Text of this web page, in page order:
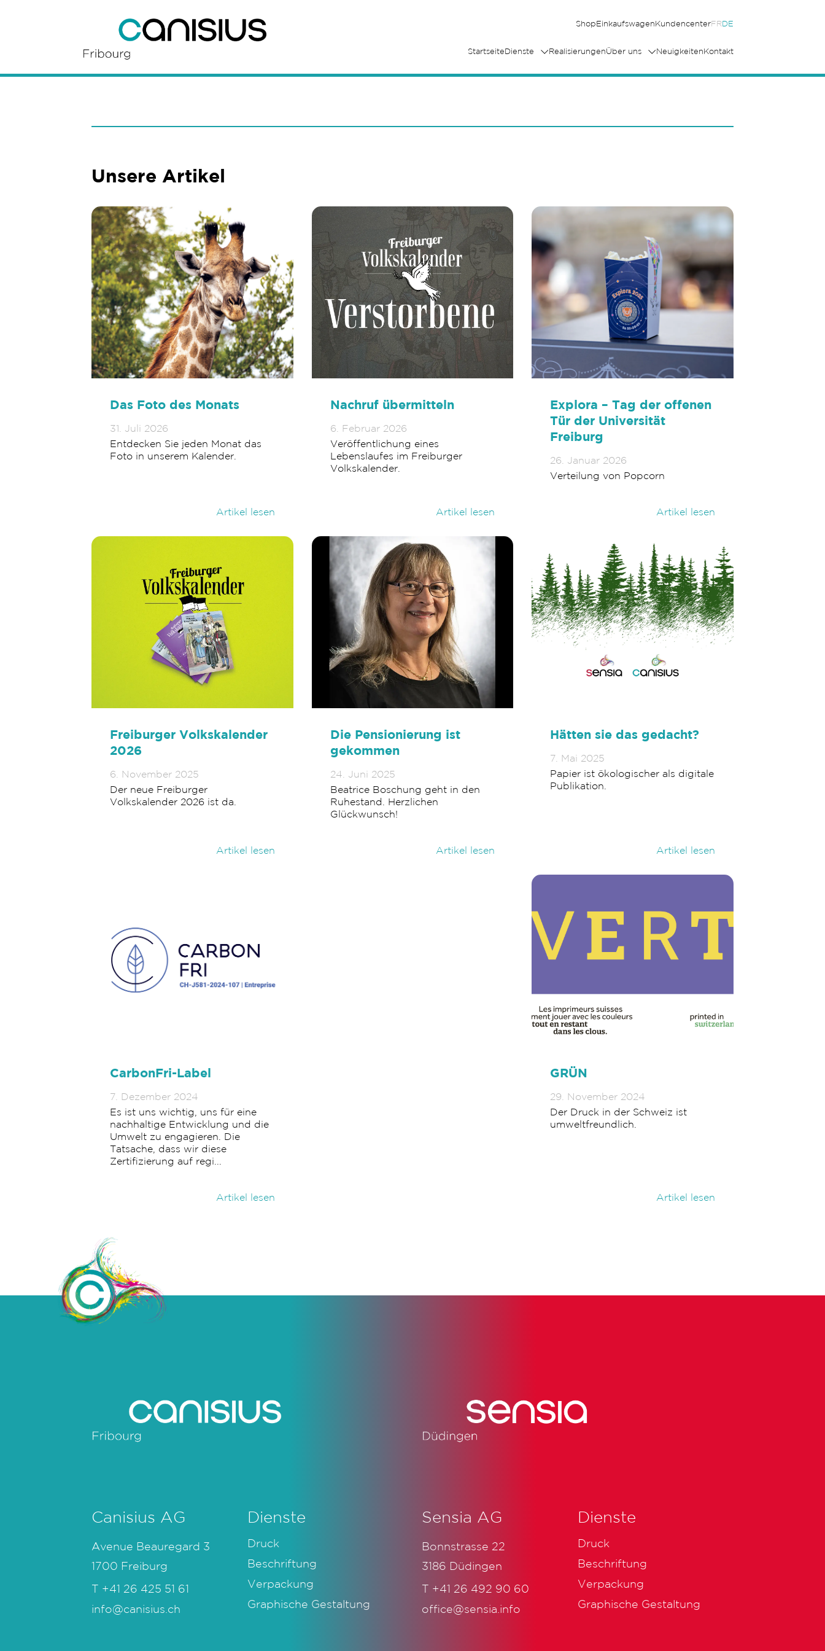
ShopEinkaufswagenKundencenterFRDE
StartseiteDienste RealisierungenÜber uns NeuigkeitenKontakt
Unsere Artikel
Das Foto des Monats
31. Juli 2026
Entdecken Sie jeden Monat das
Foto in unserem Kalender.
Artikel lesen
Nachruf übermitteln
6. Februar 2026
Veröffentlichung eines
Lebenslaufes im Freiburger
Volkskalender.
Artikel lesen
Explora – Tag der offenen
Tür der Universität
Freiburg
26. Januar 2026
Verteilung von Popcorn
Artikel lesen
Freiburger Volkskalender
2026
6. November 2025
Der neue Freiburger
Volkskalender 2026 ist da.
Artikel lesen
Die Pensionierung ist
gekommen
24. Juni 2025
Beatrice Boschung geht in den
Ruhestand. Herzlichen
Glückwunsch!
Artikel lesen
Hätten sie das gedacht?
7. Mai 2025
Papier ist ökologischer als digitale
Publikation.
Artikel lesen
CarbonFri-Label
7. Dezember 2024
Es ist uns wichtig, uns für eine
nachhaltige Entwicklung und die
Umwelt zu engagieren. Die
Tatsache, dass wir diese
Zertifizierung auf regi...
Artikel lesen
GRÜN
29. November 2024
Der Druck in der Schweiz ist
umweltfreundlich.
Artikel lesen
Canisius AG
Avenue Beauregard 3
1700 Freiburg
T +41 26 425 51 61
info@canisius.ch
Dienste
Druck
Beschriftung
Verpackung
Graphische Gestaltung
Sensia AG
Bonnstrasse 22
3186 Düdingen
T +41 26 492 90 60
office@sensia.info
Dienste
Druck
Beschriftung
Verpackung
Graphische Gestaltung